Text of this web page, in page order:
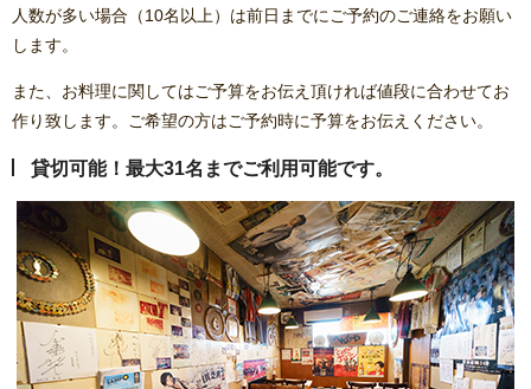
人数が多い場合（10名以上）は前日までにご予約のご連絡をお願い
します。
また、お料理に関してはご予算をお伝え頂ければ値段に合わせてお
作り致します。ご希望の方はご予約時に予算をお伝えください。
貸切可能！最大31名までご利用可能です。